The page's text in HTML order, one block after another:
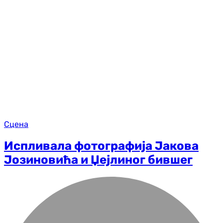
Сцена
Испливала фотографија Јакова
Јозиновића и Џејлиног бившег